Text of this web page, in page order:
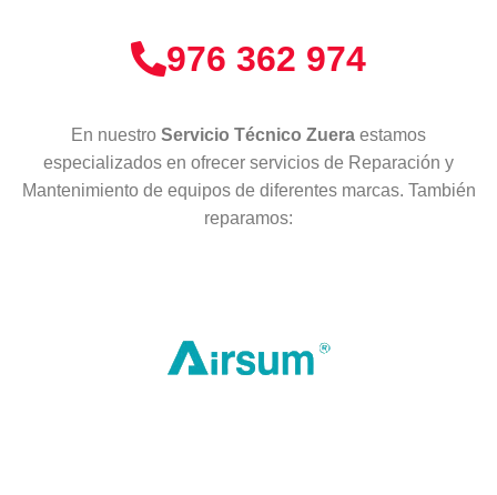
976 362 974
En nuestro Servicio Técnico Zuera estamos
especializados en ofrecer servicios de Reparación y
Mantenimiento de equipos de diferentes marcas. También
reparamos: